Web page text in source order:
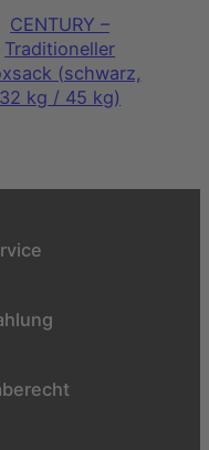
CENTURY –
Traditioneller
(schwarz,
32 kg / 45 kg)